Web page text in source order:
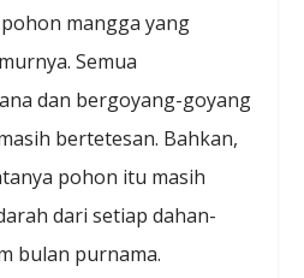
mangga yang
Semua
dan bergoyang-goyang
bertetesan. Bahkan,
pohon itu masih
dari setiap dahan-
bulan purnama.